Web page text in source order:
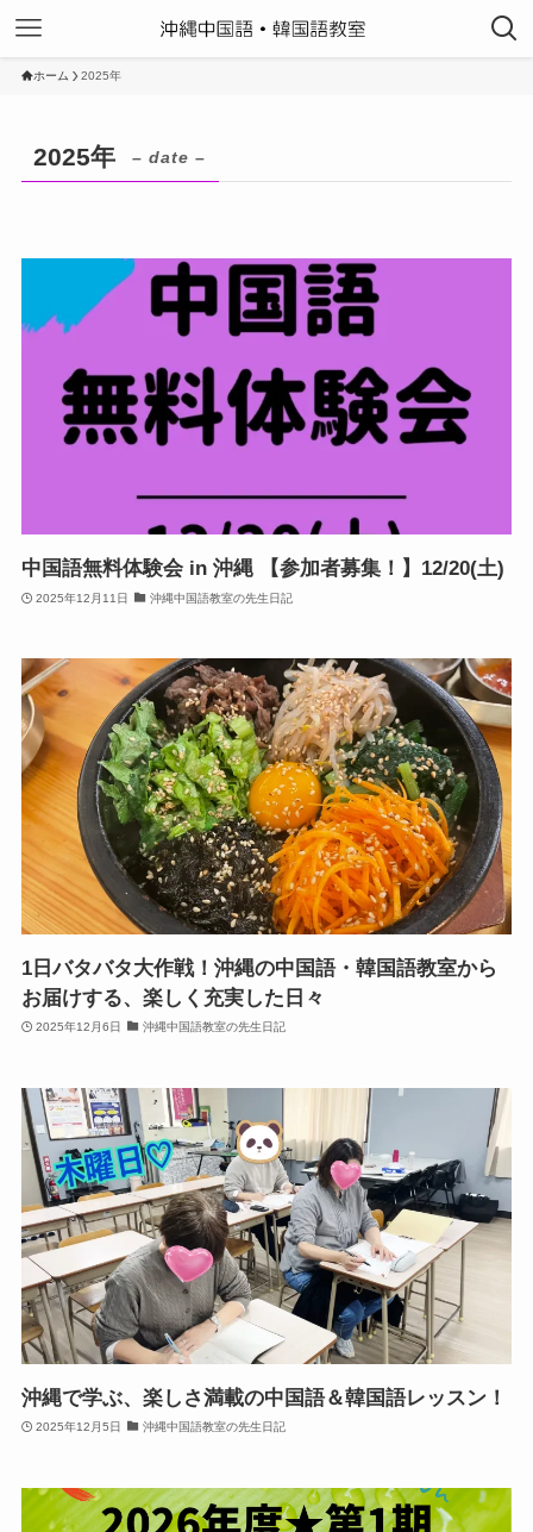
ホーム 2025年
2025年 – date –
中国語無料体験会 in 沖縄 【参加者募集！】12/20(土)
2025年12月11日 沖縄中国語教室の先生日記
1日バタバタ大作戦！沖縄の中国語・韓国語教室から
お届けする、楽しく充実した日々
2025年12月6日 沖縄中国語教室の先生日記
沖縄で学ぶ、楽しさ満載の中国語＆韓国語レッスン！
2025年12月5日 沖縄中国語教室の先生日記